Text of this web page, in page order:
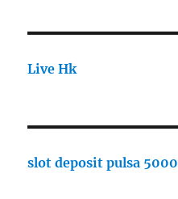
Live Hk
slot deposit pulsa 5000